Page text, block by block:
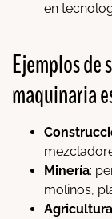
en
Ejemplos de
maquinaria
Minería:
molinos,
Agricultura